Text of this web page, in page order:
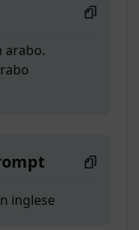
arabo.
inglese